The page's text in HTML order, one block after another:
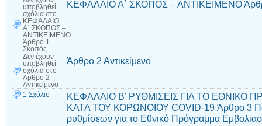
υποβληθεί
σχόλια στο
ΚΕΦΑΛΑΙΟ
Α΄ ΣΚΟΠΟΣ –
ΑΝΤΙΚΕΙΜΕΝΟ
Άρθρο 1
Σκοπός
ΚΕΦΑΛΑΙΟ Α΄ ΣΚΟΠΟΣ – ΑΝΤΙΚΕΙΜΕΝΟ
Δεν έχουν
υποβληθεί
σχόλια στο
Άρθρο 2
Αντικείμενο
Άρθρο 2 Αντικείμενο
1 Σχόλιο
ΚΕΦΑΛΑΙΟ Β’ ΡΥΘΜΙΣΕΙΣ ΓΙΑ ΤΟ
ΚΑΤΑ ΤΟΥ ΚΟΡΩΝΟΪΟΥ COVID-19 Άρθρο 3
ρυθμίσεων για το Εθνικό Πρόγραμμα